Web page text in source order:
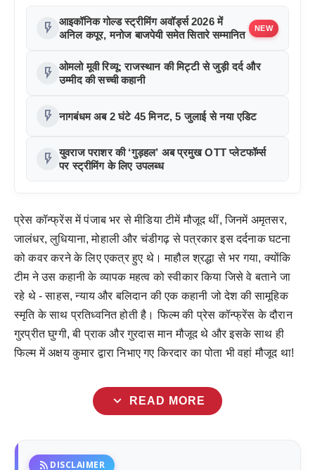
flash_on आइकॉनिक गोल्ड स्ट्रीमिंग अवॉर्ड्स 2026 में
अनिल कपूर, मनोज बाजपेयी समेत सितारे सम्मानित
NEW
flash_on ओमलो मूवी रिव्यू: राजस्थान की मिट्टी से जुड़ी दर्द और
उम्मीद की सच्ची कहानी
flash_on नागबंधम अब 2 घंटे 45 मिनट, 5 जुलाई से नया एडिट
flash_on युवराज पराशर की ‘गुड़हल’ अब प्रमुख OTT प्लेटफॉर्म्स
पर स्ट्रीमिंग के लिए उपलब्ध
प्रेस कॉन्फ्रेंस में पंजाब भर से मीडिया टीमें मौजूद थीं, जिनमें अमृतसर,
जालंधर, लुधियाना, मोहाली और चंडीगढ़ से पत्रकार इस दर्दनाक घटना
को कवर करने के लिए एकत्र हुए थे। माहौल श्रद्धा से भर गया, क्योंकि
टीम ने उस कहानी के व्यापक महत्व को स्वीकार किया जिसे वे बताने जा
रहे थे - साहस, न्याय और बलिदान की एक कहानी जो देश की सामूहिक
स्मृति के साथ प्रतिध्वनित होती है। फिल्म की प्रेस कॉन्फ्रेंस के दौरान
गुरप्रीत घुग्गी, बी प्राक और गुरदास मान मौजूद थे और इसके साथ ही
फिल्म में अक्षय कुमार द्वारा निभाए गए किरदार का पोता भी वहां मौजूद था!
expand_more READ MORE
rss_feed DISCLAIMER